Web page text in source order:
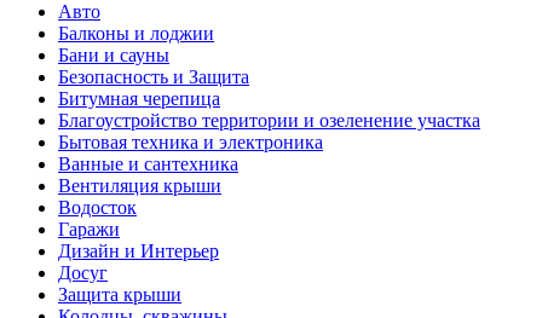
Авто
Балконы и лоджии
Бани и сауны
Безопасность и Защита
Битумная черепица
Благоустройство территории и озеленение участка
Бытовая техника и электроника
Ванные и сантехника
Вентиляция крыши
Водосток
Гаражи
Дизайн и Интерьер
Досуг
Защита крыши